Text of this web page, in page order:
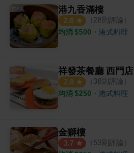
港九香滿樓
2.6 （ 28則評論）
均消 $500 ・ 港式料理
祥發茶餐廳 西門店
2.9 （ 38則評論）
均消 $250 ・ 港式料理
金獅樓
3.7 （ 53則評論）